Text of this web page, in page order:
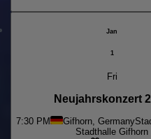
Jan
1
Fri
Neujahrskonzert
7:30 PM Gifhorn, Germany
Stadthalle Gifhorn